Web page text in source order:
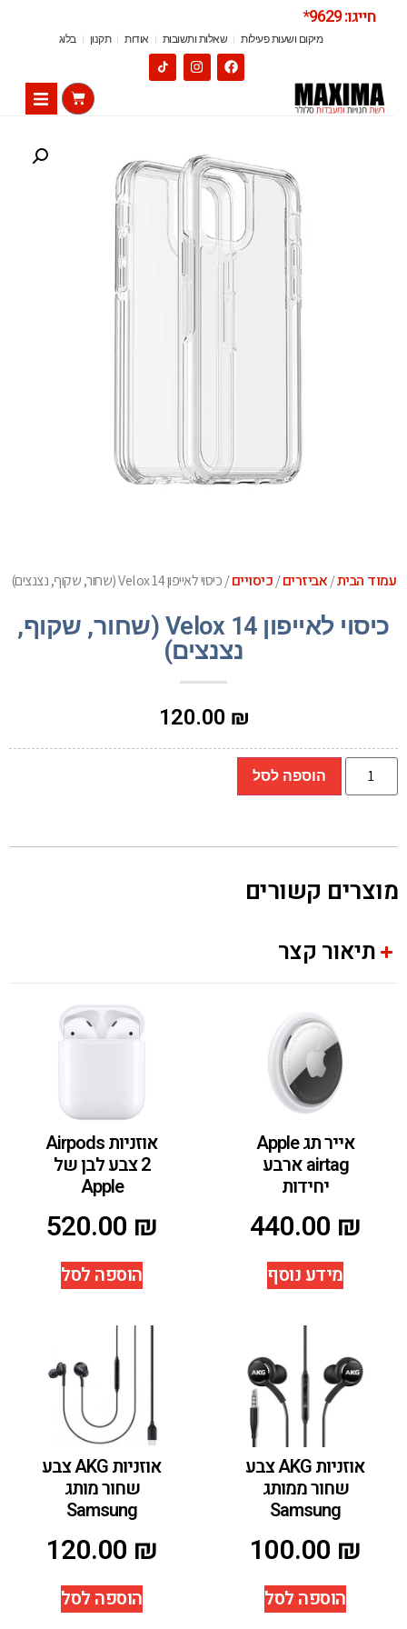
חייגו: 9629*
מיקום ושעות פעילות שאלות ותשובות אודות תקנון בלוג
עמוד הבית/אביזרים/כיסויים/ כיסוי לאייפון 14 Velox (שחור, שקוף, נצנצים)
כיסוי לאייפון 14 Velox (שחור, שקוף,
נצנצים)
120.00₪
הוספה לסל
מוצרים קשורים
תיאור קצר
אייר תג Apple
airtag ארבע
יחידות
440.00₪
מידע נוסף
אוזניות Airpods
2 צבע לבן של
Apple
520.00₪
הוספה לסל
אוזניות AKG צבע
שחור ממותג
Samsung
100.00₪
הוספה לסל
אוזניות AKG צבע
שחור מותג
Samsung
120.00₪
הוספה לסל